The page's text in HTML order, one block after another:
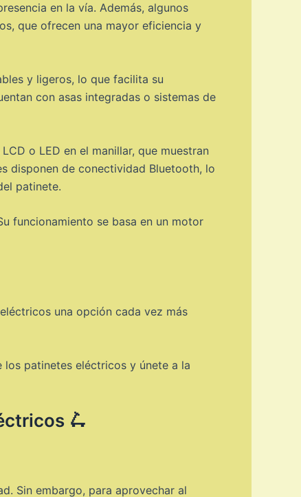
en la vía. Además, algunos
que ofrecen una mayor eficiencia y
y ligeros, lo que facilita su
con asas integradas o sistemas de
o LED en el manillar, que muestran
disponen de conectividad Bluetooth, lo
patinete.
funcionamiento se basa en un motor
una opción cada vez más
patinetes eléctricos y únete a la
🛴
Sin embargo, para aprovechar al